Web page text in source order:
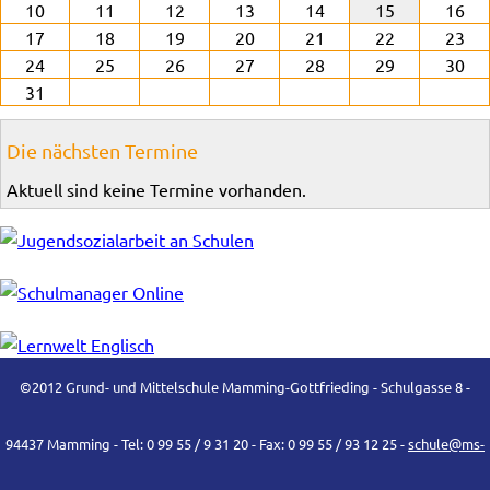
10
11 12 13 14 15
16
17
18 19 20 21 22
23
24
25 26 27 28 29
30
31
Die nächsten Termine
Aktuell sind keine Termine vorhanden.
©2012 Grund- und Mittelschule Mamming-Gottfrieding - Schulgasse 8 -
94437 Mamming - Tel: 0 99 55 / 9 31 20 - Fax: 0 99 55 / 93 12 25 -schule@ms-